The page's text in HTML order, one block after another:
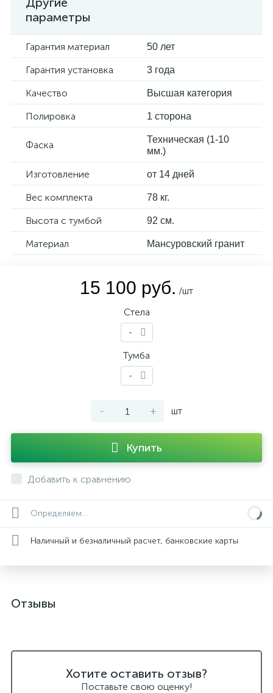
параметры
Гарантия материал 50 лет
Гарантия установка 3 года
Качество Высшая категория
Полировка 1 сторона
Фаска
Техническая (1-10
мм.)
Изготовление от 14 дней
Вес комплекта 78 кг.
Высота с тумбой 92 см.
Материал Мансуровский гранит
15 100 руб. /шт
Стела
-
Тумба
-
- + шт
Купить
Добавить к сравнению
Определяем...
Наличный и безналичный расчет, банковские карты
Отзывы
Хотите оставить отзыв?
Поставьте свою оценку!